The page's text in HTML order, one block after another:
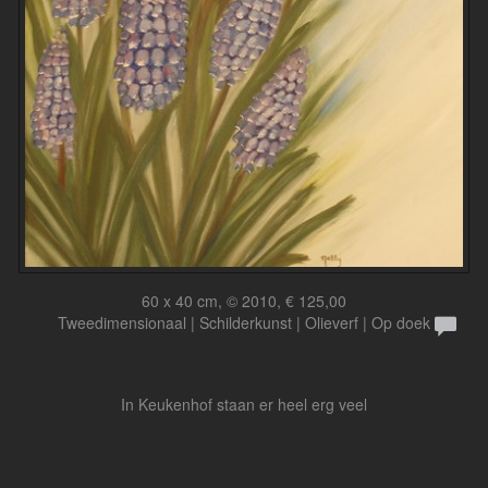
60 x 40 cm, © 2010, € 125,00
Tweedimensionaal | Schilderkunst | Olieverf | Op doek
In Keukenhof staan er heel erg veel